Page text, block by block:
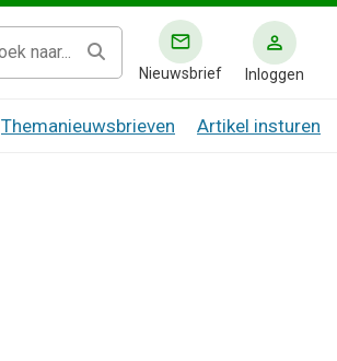
Nieuwsbrief Inloggen
Themanieuwsbrieven Artikel insturen